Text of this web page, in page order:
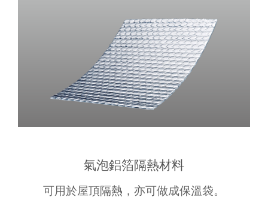
氣泡鋁箔隔熱材料
可用於屋頂隔熱，亦可做成保溫袋。